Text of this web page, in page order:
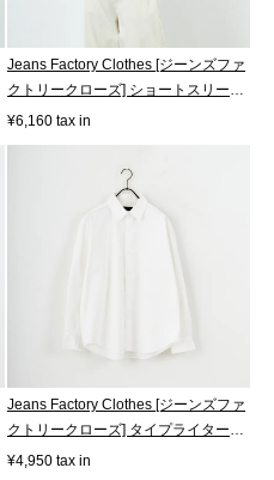
Jeans Factory Clothes [ジーンズファ
クトリークローズ] ショートスリー
ブ...
¥6,160 tax in
Jeans Factory Clothes [ジーンズファ
クトリークローズ] タイプライター
ド...
¥4,950 tax in